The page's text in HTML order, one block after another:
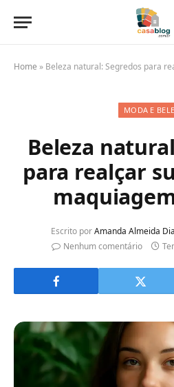
Home » Beleza natural: Segredos para
MODA E
Beleza
para realçar
Escrito porAmanda Almeida
Nenhum comentário